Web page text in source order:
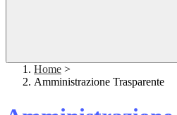
Home >
Amministrazione Trasparente